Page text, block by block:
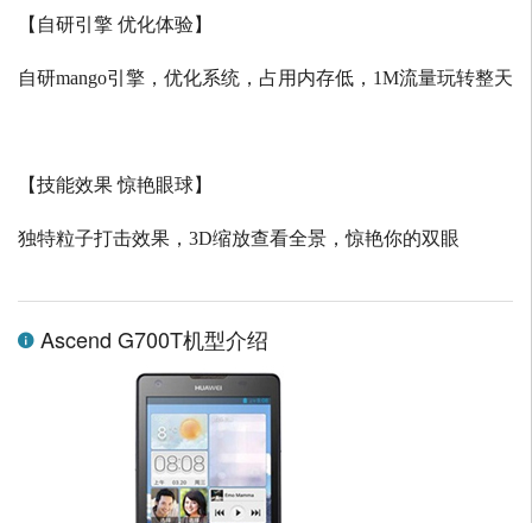
【自研引擎 优化体验】
自研mango引擎，优化系统，占用内存低， 1M流量玩转整天
【技能效果 惊艳眼球】
独特粒子打击效果， 3D缩放查看全景，惊艳你的双眼
Ascend G700T机型介绍